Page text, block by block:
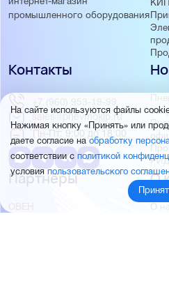
промышленного оборудования
Партнёры
ОВЕН
О
О
Контакты
+7 (960) 953-19-99
sales@pnevmokip.ru
Пн-Пт: 9:00 до 18:00
На сайте используются файлы
Нажимая кнопку «Принять» или
даете согласие наобработку
соответствии с политикой
условия пользовательского